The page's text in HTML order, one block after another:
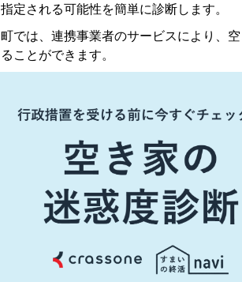
指定される可能性を簡単に診断します。
町では、連携事業者のサービスにより、
ることができます。